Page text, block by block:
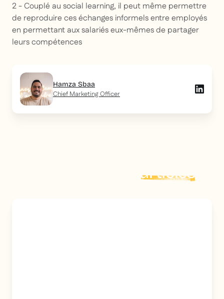
2 - Couplé au social learning, il peut même permettre
de reproduire ces échanges informels entre employés
en permettant aux salariés eux-mêmes de partager
leurs compétences
Hamza Sbaa
Chief Marketing Officer
articles